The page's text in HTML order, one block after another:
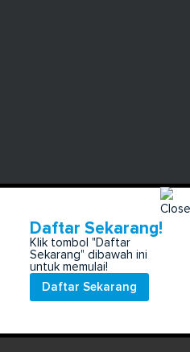
Daftar Sekarang!
Klik tombol "Daftar
Sekarang" dibawah ini
untuk memulai!
Daftar Sekarang